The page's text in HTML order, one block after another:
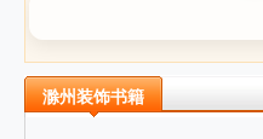
滁州装饰书籍